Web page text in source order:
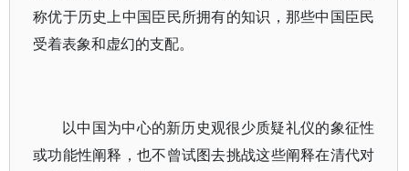
称优于历史上中国臣民所拥有的知识，那些中国臣民
受着表象和虚幻的支配。
以中国为中心的新历史观很少质疑礼仪的象征性
或功能性阐释，也不曾试图去挑战这些阐释在清代对